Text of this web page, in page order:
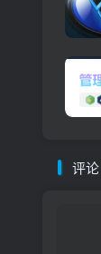
评论